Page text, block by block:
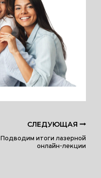
СЛЕДУЮЩАЯ
Подводим итоги лазерной
онлайн-лекции